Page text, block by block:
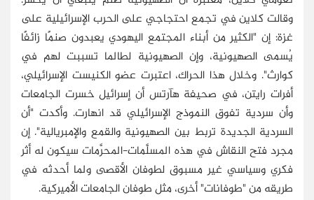
وقالت كلاين في تجمع احتجاجي على الحرب الإسرائيلية على
غزة: إن "الكثير من أبناء المجتمع اليهودي يعبدون صنمًا زائفًا
يُسمى الصهيونية، وإن الصهيونية لطالما تسببت لهم في
كوارث". وخلال هذا الحراك، اعتبرت عضو الكنيست الإسرائيلي،
أفرات رايتن، في صحيفة هآرتس أن إسرائيل خسرت الجامعات
وأن سردية تفوق النموذج الإسرائيلي قد انهارت. وأكدت "أن
السردية الجديدة تربط بين الصهيونية والقمع والإمبريالية". إن
مجرد فتح النقاش في هذه المسلَّمات-المحرَّمات سيكون له أثر
فكري وسياسي غير مسبوق لطوفان الأقصى ولما أحدثه في
طريقه من "طوفانات" أخرى، مثل طوفان الجامعات الأميركية.